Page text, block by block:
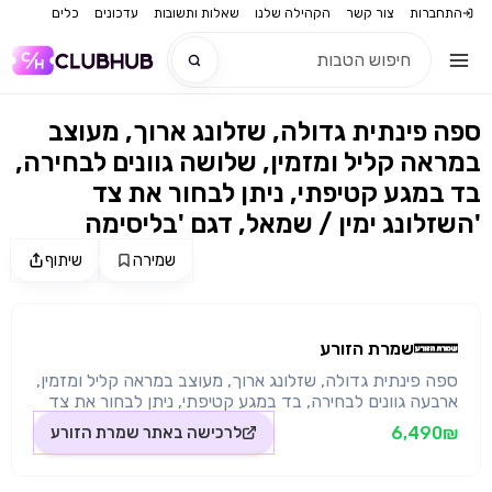
התחברות צור קשר הקהילה שלנו שאלות ותשובות עדכונים כלים
חדש
שיתוף שמירה
ספה פינתית גדולה, שזלונג ארוך, מעוצב
במראה קליל ומזמין, שלושה גוונים לבחירה,
בד במגע קטיפתי, ניתן לבחור את צד
השזלונג ימין / שמאל, דגם 'בליסימה'
שמרת הזורע
ספה פינתית גדולה, שזלונג ארוך, מעוצב במראה קליל ומזמין,
ארבעה גוונים לבחירה, בד במגע קטיפתי, ניתן לבחור את צד
השזלונג ימין / שמאל, דגם 'בליסימה' תיאור השזלונג מתאים
לכם בדיוק בוחרים ימין או שמאל לפי הסלון שלכם בד נעים
6,490₪ לרכישה באתר שמרת הזורע